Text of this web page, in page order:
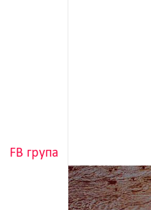
FB група
5KM
RUN
в